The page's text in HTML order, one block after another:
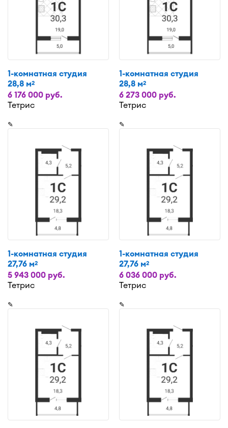
1-комнатная студия
28,8 м2
6 176 000 руб.
Тетрис
1-комнатная студия
28,8 м2
6 273 000 руб.
Тетрис
✎
1-комнатная студия
27,76 м2
5 943 000 руб.
Тетрис
✎
1-комнатная студия
27,76 м2
6 036 000 руб.
Тетрис
✎ ✎